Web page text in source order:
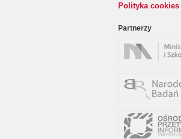
Polityka cookies
Partnerzy